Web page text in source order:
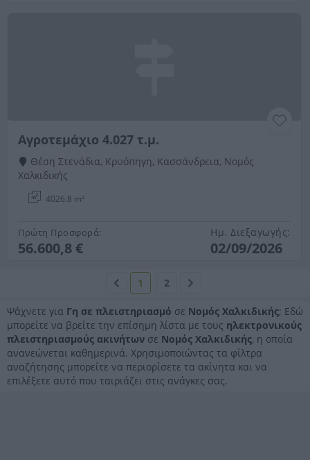
Αγροτεμάχιο 4.027 τ.μ.
Θέση Στενάδια, Κρυόπηγη, Κασσάνδρεια, Νομός
Χαλκιδικής
4026.8 m²
Πρώτη Προσφορά:
56.600,8 €
Ημ. Διεξαγωγής:
02/09/2026
1 2
Ψάχνετε για Γη σε πλειστηριασμό σε Νομός Χαλκιδικής; Εδώ
μπορείτε να βρείτε την επίσημη λίστα με τους ηλεκτρονικούς
πλειστηριασμούς ακινήτων σε Νομός Χαλκιδικής, η οποία
ανανεώνεται καθημερινά. Χρησιμοποιώντας τα φίλτρα
αναζήτησης μπορείτε να περιορίσετε τα ακίνητα και να
επιλέξετε αυτό που ταιριάζει στις ανάγκες σας.